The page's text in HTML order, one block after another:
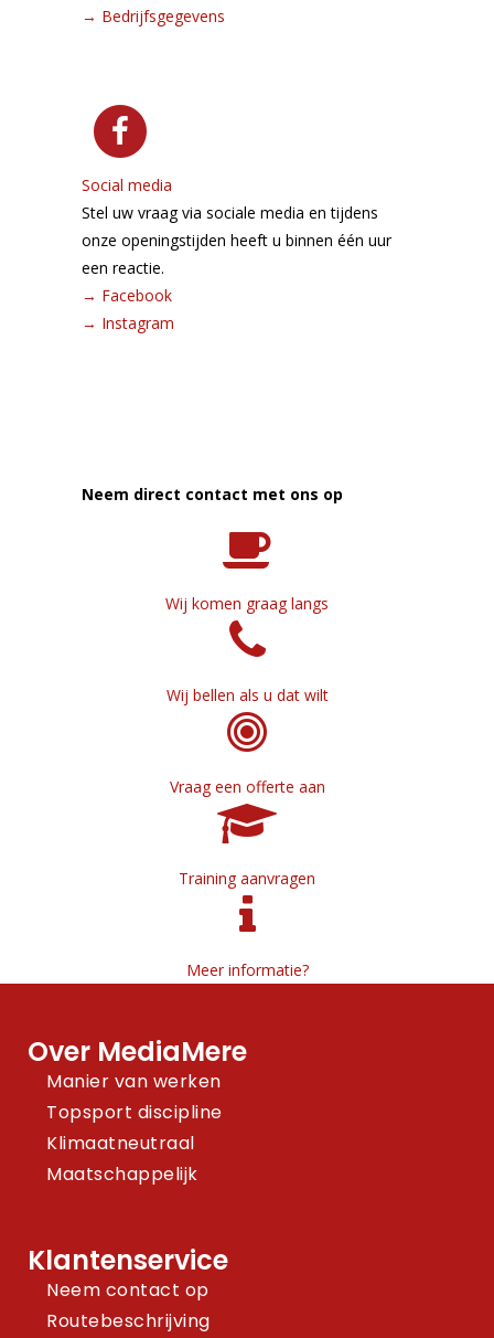
→ Bedrijfsgegevens
Social media
Stel uw vraag via sociale media en tijdens
onze openingstijden heeft u binnen één uur
een reactie.
→ Facebook
→ Instagram
Neem direct contact met ons op
Wij komen graag langs
Wij bellen als u dat wilt
Vraag een offerte aan
Training aanvragen
Meer informatie?
Over MediaMere
Manier van werken
Topsport discipline
Klimaatneutraal
Maatschappelijk
Klantenservice
Neem contact op
Routebeschrijving